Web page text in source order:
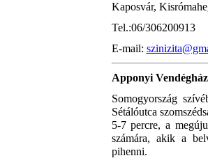
Kaposvár,
Tel.:06/306200913
E-mail:
Apponyi Vendégház
Somogyország
Sétálóutca
5-7 percre, a
számára, akik a
pihenni.